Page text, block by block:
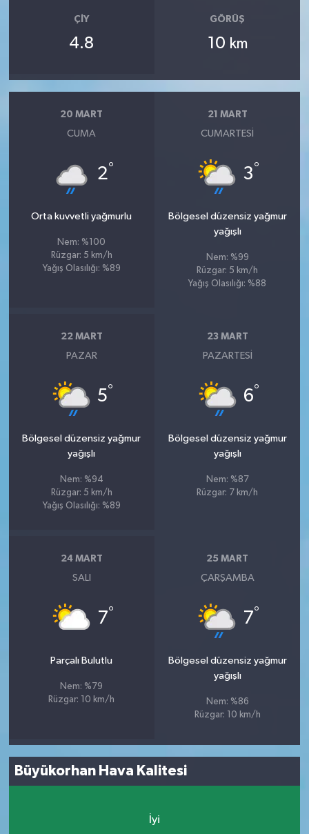
ÇIY
4.8
GÖRÜŞ
10 km
20 MART
CUMA
2°
Orta kuvvetli yağmurlu
Nem: %100
Rüzgar: 5 km/h
Yağış Olasılığı: %89
21 MART
CUMARTESI
3°
Bölgesel düzensiz yağmur
yağışlı
Nem: %99
Rüzgar: 5 km/h
Yağış Olasılığı: %88
22 MART
PAZAR
5°
Bölgesel düzensiz yağmur
yağışlı
Nem: %94
Rüzgar: 5 km/h
Yağış Olasılığı: %89
23 MART
PAZARTESI
6°
Bölgesel düzensiz yağmur
yağışlı
Nem: %87
Rüzgar: 7 km/h
24 MART
SALI
7°
Parçalı Bulutlu
Nem: %79
Rüzgar: 10 km/h
25 MART
ÇARŞAMBA
7°
Bölgesel düzensiz yağmur
yağışlı
Nem: %86
Rüzgar: 10 km/h
Büyükorhan Hava Kalitesi
İyi